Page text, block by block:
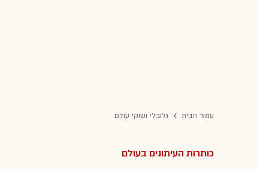
עמוד הבית גלובלי ושוקי עולם
כותרות העיתונים בעולם